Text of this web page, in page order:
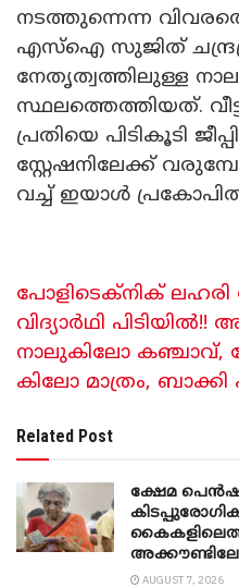
നടത്തുന്നെന്ന
എസ്ഐ സുജിത്
നേതൃത്വത്തിലുള്ള
സ്ഥലത്തെത്തിയത്.
പ്രതിയെ പിടികൂടി
സ്റ്റേഷനിലേക്ക്
വച്ച് ഇയാൾ
പോളിടെക്നിക് ലഹരി
വിദ്യാർഥി
നാലുകിലോ കഞ്ചാവ്,
കിലോ മാത്രം, ബാക്കി
Related Post
ക്ഷേമ പെൻഷൻ
AUGUST 7, 2026